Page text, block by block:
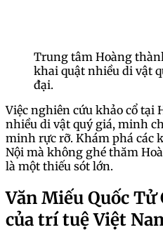
Trung tâm Hoàng
khai quật nhiều di vật
đại.
Việc nghiên cứu khảo cổ tại
nhiều di vật quý giá, minh
minh rực rỡ. Khám phá các
Nội mà không ghé thăm
là một thiếu sót lớn.
Văn Miếu Quốc
của trí tuệ Việt